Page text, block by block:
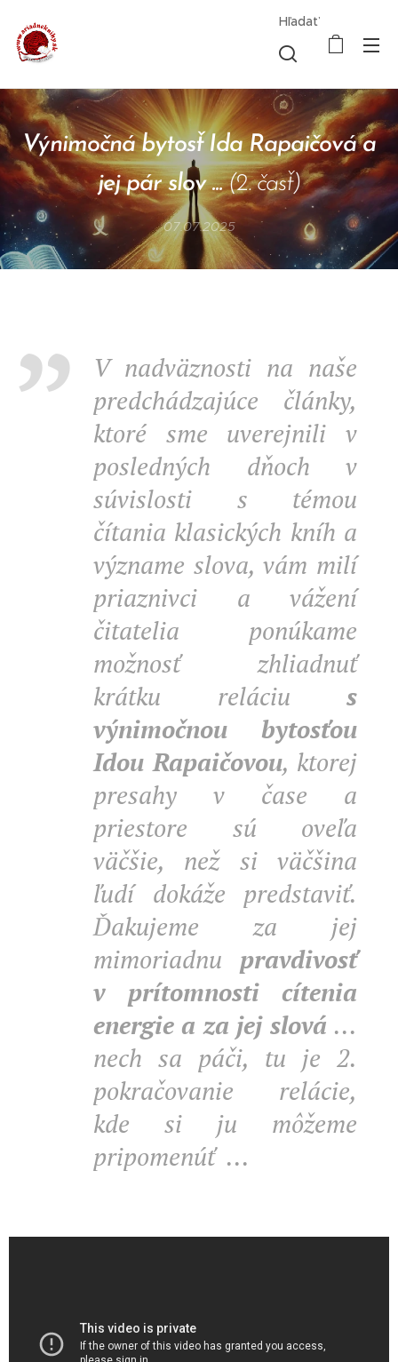
Hľadať
Výnimočná bytosť Ida Rapaičová a
jej pár slov ...(2. časť)
07.07.2025
V nadväznosti na naše
predchádzajúce články,
ktoré sme uverejnili v
posledných dňoch v
súvislosti s témou
čítania klasických kníh a
význame slova, vám milí
priaznivci a vážení
čitatelia ponúkame
možnosť zhliadnuť
krátku reláciu s
výnimočnou bytosťou
Idou Rapaičovou, ktorej
presahy v čase a
priestore sú oveľa
väčšie, než si väčšina
ľudí dokáže predstaviť.
Ďakujeme za jej
mimoriadnu pravdivosť
v prítomnosti cítenia
energie a za jej slová ...
nech sa páči, tu je 2.
pokračovanie relácie,
kde si ju môžeme
pripomenúť ...